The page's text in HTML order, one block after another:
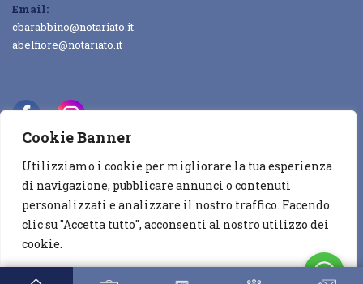
Cookie Banner
Utilizziamo i cookie per migliorare la tua esperienza
di navigazione, pubblicare annunci o contenuti
personalizzati e analizzare il nostro traffico. Facendo
clic su "Accetta tutto", acconsenti al nostro utilizzo dei
cookie.
Email:
cbarabbino@notariato.it
abelfiore@notariato.it
Copyright © 2022DGCALAll rights reserved
Privacy & Cookie Policy Contatti